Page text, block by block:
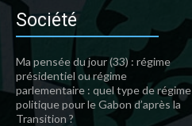
Société
Ma pensée du jour (33) : régime
présidentiel ou régime
parlementaire : quel type de régime
politique pour le Gabon d’après la
Transition ?